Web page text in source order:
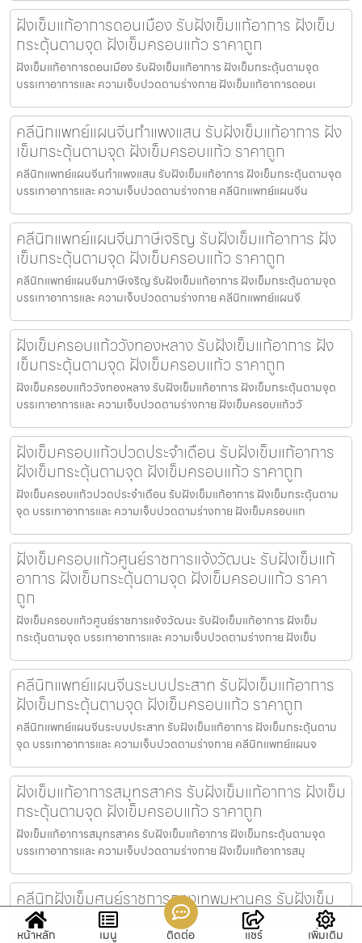
ฝังเข็มแก้อาการดอนเมือง รับฝังเข็มแก้อาการ ฝังเข็ม
กระตุ้นตามจุด ฝังเข็มครอบแก้ว ราคาถูก
ฝังเข็มแก้อาการดอนเมือง รับฝังเข็มแก้อาการ ฝังเข็มกระตุ้นตามจุด
บรรเทาอาการและ ความเจ็บปวดตามร่างกาย ฝังเข็มแก้อาการดอนเ
คลีนิกแพทย์แผนจีนกำแพงแสน รับฝังเข็มแก้อาการ ฝัง
เข็มกระตุ้นตามจุด ฝังเข็มครอบแก้ว ราคาถูก
คลีนิกแพทย์แผนจีนกำแพงแสน รับฝังเข็มแก้อาการ ฝังเข็มกระตุ้นตามจุด
บรรเทาอาการและ ความเจ็บปวดตามร่างกาย คลีนิกแพทย์แผนจีน
คลีนิกแพทย์แผนจีนภาษีเจริญ รับฝังเข็มแก้อาการ ฝัง
เข็มกระตุ้นตามจุด ฝังเข็มครอบแก้ว ราคาถูก
คลีนิกแพทย์แผนจีนภาษีเจริญ รับฝังเข็มแก้อาการ ฝังเข็มกระตุ้นตามจุด
บรรเทาอาการและ ความเจ็บปวดตามร่างกาย คลีนิกแพทย์แผนจี
ฝังเข็มครอบแก้ววังทองหลาง รับฝังเข็มแก้อาการ ฝัง
เข็มกระตุ้นตามจุด ฝังเข็มครอบแก้ว ราคาถูก
ฝังเข็มครอบแก้ววังทองหลาง รับฝังเข็มแก้อาการ ฝังเข็มกระตุ้นตามจุด
บรรเทาอาการและ ความเจ็บปวดตามร่างกาย ฝังเข็มครอบแก้ววั
ฝังเข็มครอบแก้วปวดประจําเดือน รับฝังเข็มแก้อาการ
ฝังเข็มกระตุ้นตามจุด ฝังเข็มครอบแก้ว ราคาถูก
ฝังเข็มครอบแก้วปวดประจําเดือน รับฝังเข็มแก้อาการ ฝังเข็มกระตุ้นตาม
จุด บรรเทาอาการและ ความเจ็บปวดตามร่างกาย ฝังเข็มครอบแก
ฝังเข็มครอบแก้วศูนย์ราชการแจ้งวัฒนะ รับฝังเข็มแก้
อาการ ฝังเข็มกระตุ้นตามจุด ฝังเข็มครอบแก้ว ราคา
ถูก
ฝังเข็มครอบแก้วศูนย์ราชการแจ้งวัฒนะ รับฝังเข็มแก้อาการ ฝังเข็ม
กระตุ้นตามจุด บรรเทาอาการและ ความเจ็บปวดตามร่างกาย ฝังเข็ม
คลีนิกแพทย์แผนจีนระบบประสาท รับฝังเข็มแก้อาการ
ฝังเข็มกระตุ้นตามจุด ฝังเข็มครอบแก้ว ราคาถูก
คลีนิกแพทย์แผนจีนระบบประสาท รับฝังเข็มแก้อาการ ฝังเข็มกระตุ้นตาม
จุด บรรเทาอาการและ ความเจ็บปวดตามร่างกาย คลีนิกแพทย์แผนจ
ฝังเข็มแก้อาการสมุทรสาคร รับฝังเข็มแก้อาการ ฝังเข็ม
กระตุ้นตามจุด ฝังเข็มครอบแก้ว ราคาถูก
ฝังเข็มแก้อาการสมุทรสาคร รับฝังเข็มแก้อาการ ฝังเข็มกระตุ้นตามจุด
บรรเทาอาการและ ความเจ็บปวดตามร่างกาย ฝังเข็มแก้อาการสมุ
คลีนิกฝังเข็มศูนย์ราชการกรุงเทพมหานคร รับฝังเข็ม
แก้อาการ ฝังเข็มกระตุ้นตามจุด ฝังเข็มครอบแก้ว ราคา
ถูก
หน้าหลัก เมนู ติดต่อ แชร์ เพิ่มเติม